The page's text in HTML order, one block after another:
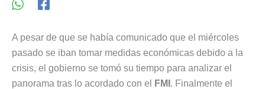
A pesar de que se había comunicado que el miércoles
pasado se iban tomar medidas económicas debido a la
crisis, el gobierno se tomó su tiempo para analizar el
panorama tras lo acordado con el
FMI . Finalmente el